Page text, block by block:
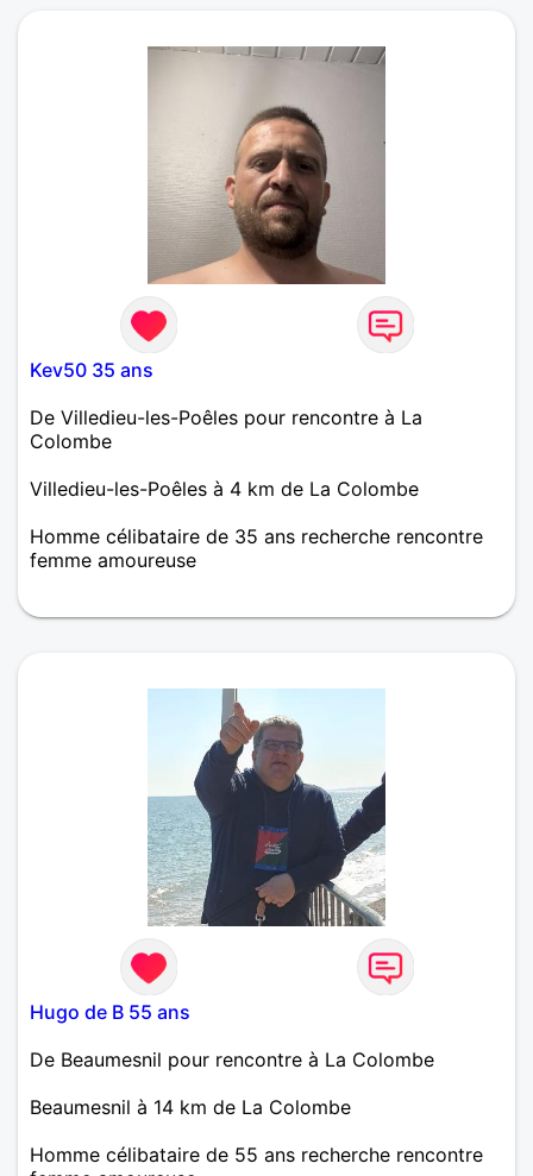
Kev50 35 ans
De Villedieu-les-Poêles pour rencontre à La
Colombe
Villedieu-les-Poêles à 4 km de La Colombe
Homme célibataire de 35 ans recherche rencontre
femme amoureuse
une relation sérieuse
Hugo de B 55 ans
De Beaumesnil pour rencontre à La Colombe
Beaumesnil à 14 km de La Colombe
Homme célibataire de 55 ans recherche rencontre